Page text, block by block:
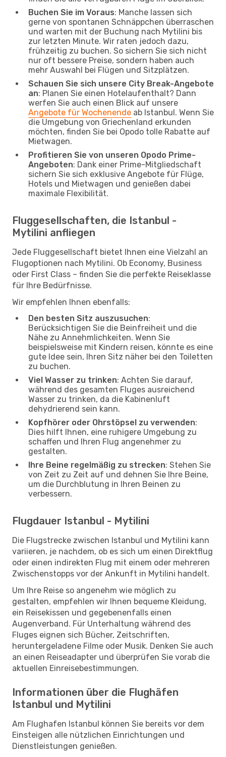
Buchen Sie im Voraus: Manche lassen sich
gerne von spontanen Schnäppchen überraschen
und warten mit der Buchung nach Mytilini bis
zur letzten Minute. Wir raten jedoch dazu,
frühzeitig zu buchen. So sichern Sie sich nicht
nur oft bessere Preise, sondern haben auch
mehr Auswahl bei Flügen und Sitzplätzen.
Schauen Sie sich unsere City Break-Angebote
an: Planen Sie einen Hotelaufenthalt? Dann
werfen Sie auch einen Blick auf unsere
Angebote für Wochenende ab Istanbul. Wenn Sie
die Umgebung von Griechenland erkunden
möchten, finden Sie bei Opodo tolle Rabatte auf
Mietwagen.
Profitieren Sie von unseren Opodo Prime-
Angeboten: Dank einer Prime-Mitgliedschaft
sichern Sie sich exklusive Angebote für Flüge,
Hotels und Mietwagen und genießen dabei
maximale Flexibilität.
Fluggesellschaften, die Istanbul -
Mytilini anfliegen
Jede Fluggesellschaft bietet Ihnen eine Vielzahl an
Flugoptionen nach Mytilini. Ob Economy, Business
oder First Class – finden Sie die perfekte Reiseklasse
für Ihre Bedürfnisse.
Wir empfehlen Ihnen ebenfalls:
Den besten Sitz auszusuchen:
Berücksichtigen Sie die Beinfreiheit und die
Nähe zu Annehmlichkeiten. Wenn Sie
beispielsweise mit Kindern reisen, könnte es eine
gute Idee sein, Ihren Sitz näher bei den Toiletten
zu buchen.
Viel Wasser zu trinken: Achten Sie darauf,
während des gesamten Fluges ausreichend
Wasser zu trinken, da die Kabinenluft
dehydrierend sein kann.
Kopfhörer oder Ohrstöpsel zu verwenden:
Dies hilft Ihnen, eine ruhigere Umgebung zu
schaffen und Ihren Flug angenehmer zu
gestalten.
Ihre Beine regelmäßig zu strecken: Stehen Sie
von Zeit zu Zeit auf und dehnen Sie Ihre Beine,
um die Durchblutung in Ihren Beinen zu
verbessern.
Flugdauer Istanbul - Mytilini
Die Flugstrecke zwischen Istanbul und Mytilini kann
variieren, je nachdem, ob es sich um einen Direktflug
oder einen indirekten Flug mit einem oder mehreren
Zwischenstopps vor der Ankunft in Mytilini handelt.
Um Ihre Reise so angenehm wie möglich zu
gestalten, empfehlen wir Ihnen bequeme Kleidung,
ein Reisekissen und gegebenenfalls einen
Augenverband. Für Unterhaltung während des
Fluges eignen sich Bücher, Zeitschriften,
heruntergeladene Filme oder Musik. Denken Sie auch
an einen Reiseadapter und überprüfen Sie vorab die
aktuellen Einreisebestimmungen.
Informationen über die Flughäfen
Istanbul und Mytilini
Am Flughafen Istanbul können Sie bereits vor dem
Einsteigen alle nützlichen Einrichtungen und
Dienstleistungen genießen.